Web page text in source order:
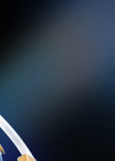
Tahu